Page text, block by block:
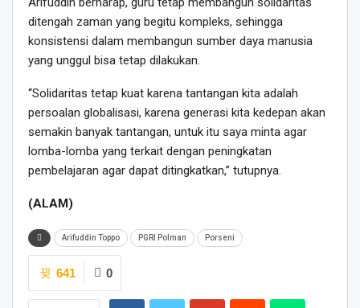
ditengah zaman yang begitu kompleks, sehingga
konsistensi dalam membangun sumber daya manusia
yang unggul bisa tetap dilakukan.
“Solidaritas tetap kuat karena tantangan kita adalah
persoalan globalisasi, karena generasi kita kedepan akan
semakin banyak tantangan, untuk itu saya minta agar
lomba-lomba yang terkait dengan peningkatan
pembelajaran agar dapat ditingkatkan,” tutupnya.
(ALAM)
Arifuddin Toppo PGRI Polman Porseni
0
641